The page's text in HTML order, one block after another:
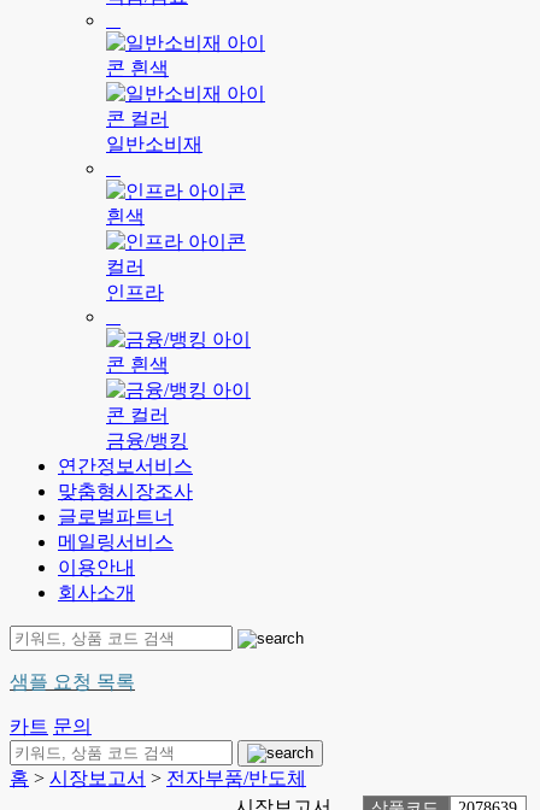
일반소비재
인프라
금융/뱅킹
연간정보서비스
맞춤형시장조사
글로벌파트너
메일링서비스
이용안내
회사소개
샘플 요청 목록
카트 문의
홈 > 시장보고서 > 전자부품/반도체